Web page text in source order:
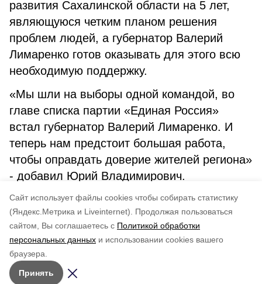
Cайт использует файлы cookies чтобы собирать статистику
(Яндекс.Метрика и Liveinternet).
Продолжая пользоваться
сайтом, Вы соглашаетесь с Политикой обработки
персональных данных и использовании cookies вашего
браузера.
Принять
развития Сахалинской области на 5 лет,
являющуюся четким планом решения
проблем людей, а губернатор Валерий
Лимаренко готов оказывать для этого всю
необходимую поддержку.
«Мы шли на выборы одной командой, во
главе списка партии «Единая Россия»
встал губернатор Валерий Лимаренко. И
теперь нам предстоит большая работа,
чтобы оправдать доверие жителей региона»
- добавил Юрий Владимирович.
ИА «Невельские новости»
по оценке
5